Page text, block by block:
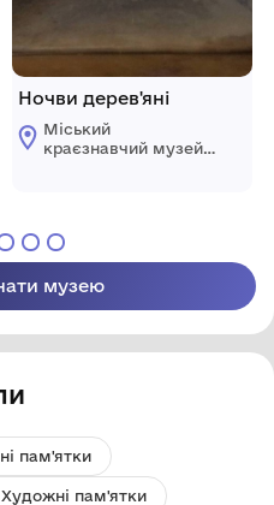
Ночви дерев'яні
Міський
краєзнавчий музей
музею
пам'ятки
Художні пам'ятки